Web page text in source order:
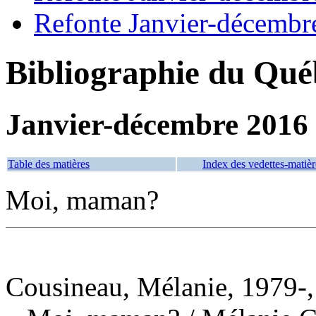
Refonte Janvier-
Bibliographie du
Janvier-décembre 2016
Table des matières Index des vedettes-
Moi, maman?
Cousineau, Mélanie, 1979-